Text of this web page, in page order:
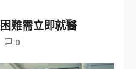
難需立即就醫
0